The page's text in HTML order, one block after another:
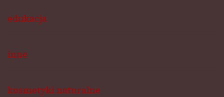
edukacja
inne
kosmetyki naturalne